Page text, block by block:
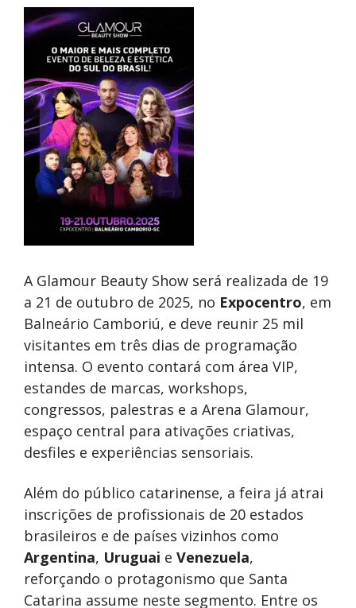
A Glamour Beauty Show será realizada de 19
a 21 de outubro de 2025, no Expocentro, em
Balneário Camboriú, e deve reunir 25 mil
visitantes em três dias de programação
intensa. O evento contará com área VIP,
estandes de marcas, workshops,
congressos, palestras e a Arena Glamour,
espaço central para ativações criativas,
desfiles e experiências sensoriais.
Além do público catarinense, a feira já atrai
inscrições de profissionais de 20 estados
brasileiros e de países vizinhos como
Argentina, Uruguai e Venezuela,
reforçando o protagonismo que Santa
Catarina assume neste segmento. Entre os